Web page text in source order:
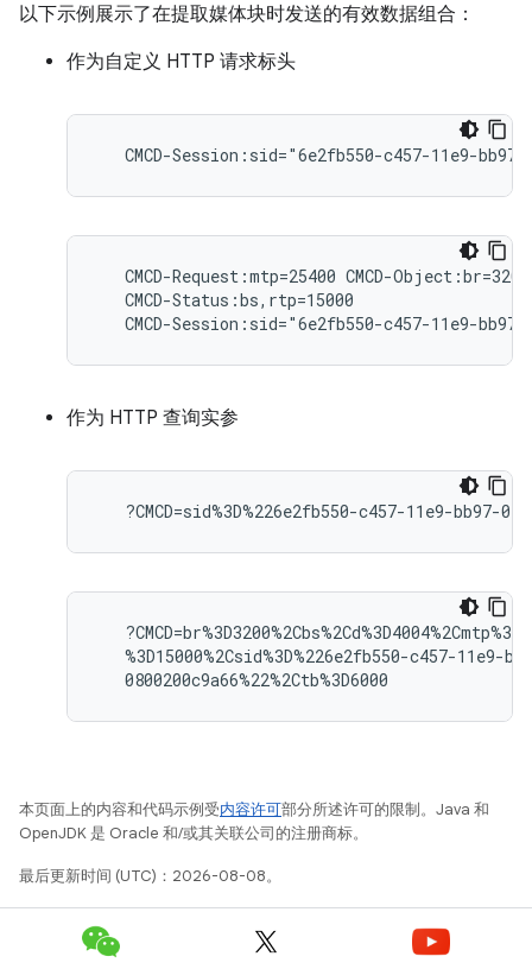
以下示例展示了在提取媒体块时发送的有效数据组合：
作为自定义 HTTP 请求标头
CMCD-Request:mtp=25400 CMCD-
   CMCD-Status:bs,rtp=15000
作为 HTTP 查询实参
%3D15000%2Csid%3D%226e2fb550-c457-11e9-
本页面上的内容和代码示例受内容许可部分所述许可的限制。Java 和
OpenJDK 是 Oracle 和/或其关联公司的注册商标。
最后更新时间 (UTC)：2026-08-08。